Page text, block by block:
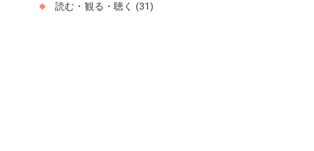
読む・観る・聴く (31)